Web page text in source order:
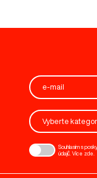
Vyberte
Souhlasím s
údajů. Více zde